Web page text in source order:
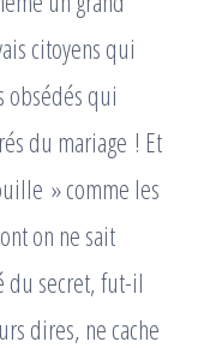
citoyens qui
obsédés qui
du mariage ! Et
» comme les
on ne sait
du secret, fut-il
dires, ne cache